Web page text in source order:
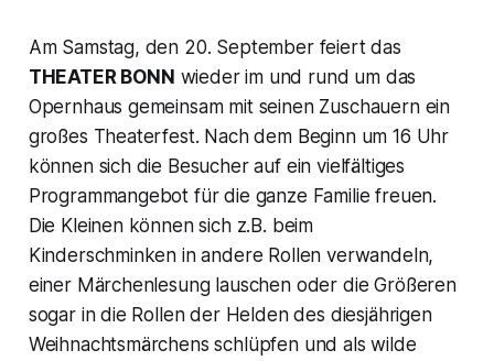
Am Samstag, den 20. September feiert das
THEATER BONN wieder im und rund um das
Opernhaus gemeinsam mit seinen Zuschauern ein
großes Theaterfest. Nach dem Beginn um 16 Uhr
können sich die Besucher auf ein vielfältiges
Programmangebot für die ganze Familie freuen.
Die Kleinen können sich z.B. beim
Kinderschminken in andere Rollen verwandeln,
einer Märchenlesung lauschen oder die Größeren
sogar in die Rollen der Helden des diesjährigen
Weihnachtsmärchens schlüpfen und als wilde